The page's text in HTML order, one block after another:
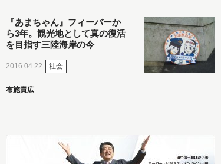
『あまちゃん』フィーバーか
ら3年。観光地として真の復活
を目指す三陸海岸の今
2016.04.22 社会
布施貴広